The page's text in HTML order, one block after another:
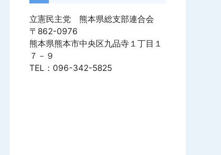
立憲民主党 熊本県総支部連合会
〒862-0976
熊本県熊本市中央区九品寺１丁目１
７－９
TEL：096-342-5825